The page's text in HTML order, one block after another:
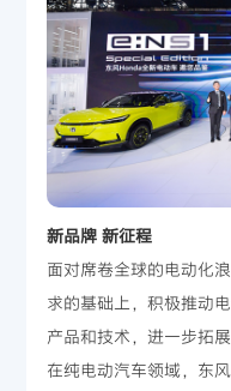
新品牌 新征程
面对席卷全球的电动化
求的基础上，积极推动
产品和技术，进一步拓
在纯电动汽车领域，东